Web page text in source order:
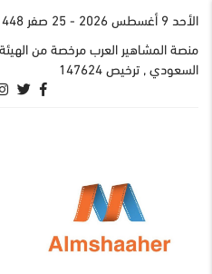
اﻷحد 9 أغسطس 2026
- 25 صفر 1448
منصة المشاهير العرب مرخصة من
السعودي , ترخيص 147624